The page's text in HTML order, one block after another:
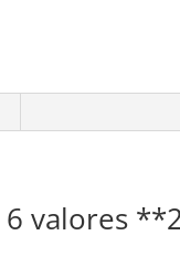
6 valores